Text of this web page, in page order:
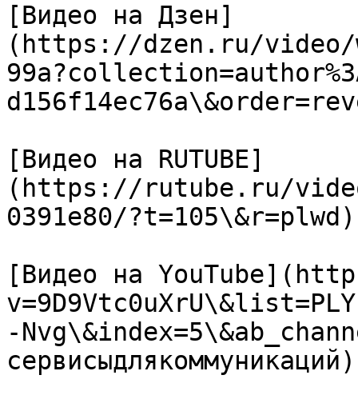
[Видео на Дзен]
(https://dzen.ru/video/
[Видео на RUTUBE]
(https://rutube.ru/video/
0391e80/
[Видео на
-